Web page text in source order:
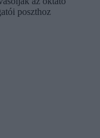
poszthoz